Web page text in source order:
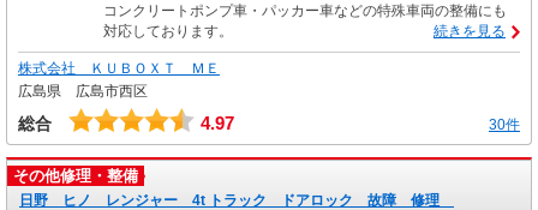
コンクリートポンプ車・パッカー車などの特殊車両の整備にも
対応しております。
続きを見る
株式会社 ＫＵＢＯＸＴ ＭＥ
広島県 広島市西区
総合 4.97 30件
その他修理・整備
日野 ヒノ レンジャー 4t トラック ドアロック 故障 修理